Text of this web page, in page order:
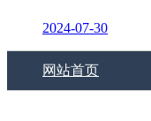
2024-07-30
网站首页